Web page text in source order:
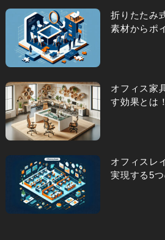
折りたたみ
素材からポ
オフィス家
す効果とは
オフィスレ
実現する5